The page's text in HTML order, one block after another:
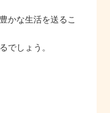
かな生活を送るこ
でしょう。